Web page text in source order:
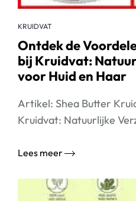
KRUIDVAT
Ontdek de
bij Kruidvat:
voor Huid en Haar
Artikel: Shea Butter
Kruidvat: Natuurlijke
Lees meer